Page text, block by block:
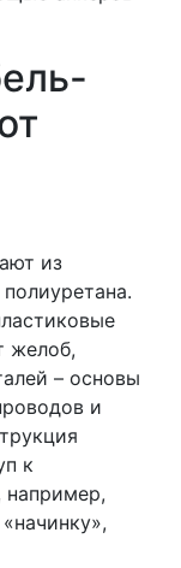
из
желоб,
– основы
и
к
например,